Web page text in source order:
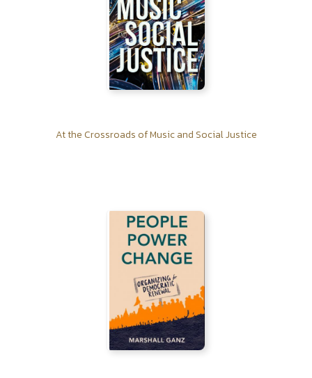
At the Crossroads of Music and Social Justice